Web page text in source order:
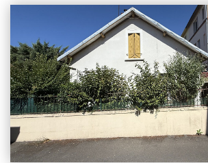
AMENAGES EN UNE SUITE
,DRESSING, SALLE DE BAIN AVEC
CHAUFFAGE GAZ ET GRANULES
granulés 1 an ).LA COUVERTURE EST
L'ISOLATION PAR LE TOIT. DOUBLE
TOUT A L'EGOUT, PROXIMITE
CALME, IDEAL POUR UNE GRANDE
ET FAIRE OFFRE....